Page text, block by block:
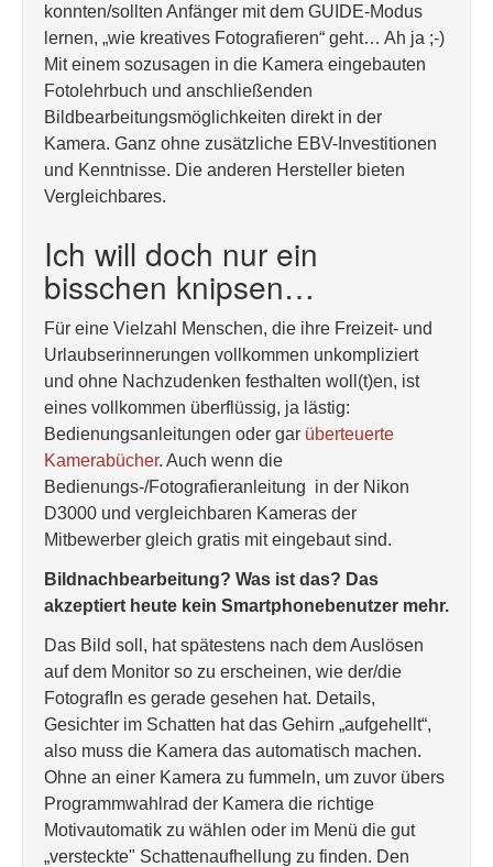
konnten/sollten Anfänger mit dem GUIDE-Modus
lernen, „wie kreatives Fotografieren“ geht… Ah ja ;-)
Mit einem sozusagen in die Kamera eingebauten
Fotolehrbuch und anschließenden
Bildbearbeitungsmöglichkeiten direkt in der
Kamera. Ganz ohne zusätzliche EBV-Investitionen
und Kenntnisse. Die anderen Hersteller bieten
Vergleichbares.
Ich will doch nur ein
bisschen knipsen…
Für eine Vielzahl Menschen, die ihre Freizeit- und
Urlaubserinnerungen vollkommen unkompliziert
und ohne Nachzudenken festhalten woll(t)en, ist
eines vollkommen überflüssig, ja lästig:
Bedienungsanleitungen oder gar überteuerte
Kamerabücher. Auch wenn die
Bedienungs-/Fotografieranleitung in der Nikon
D3000 und vergleichbaren Kameras der
Mitbewerber gleich gratis mit eingebaut sind.
Bildnachbearbeitung? Was ist das? Das
akzeptiert heute kein Smartphonebenutzer mehr.
Das Bild soll, hat spätestens nach dem Auslösen
auf dem Monitor so zu erscheinen, wie der/die
FotografIn es gerade gesehen hat. Details,
Gesichter im Schatten hat das Gehirn „aufgehellt“,
also muss die Kamera das automatisch machen.
Ohne an einer Kamera zu fummeln, um zuvor übers
Programmwahlrad der Kamera die richtige
Motivautomatik zu wählen oder im Menü die gut
„versteckte" Schattenaufhellung zu finden. Den